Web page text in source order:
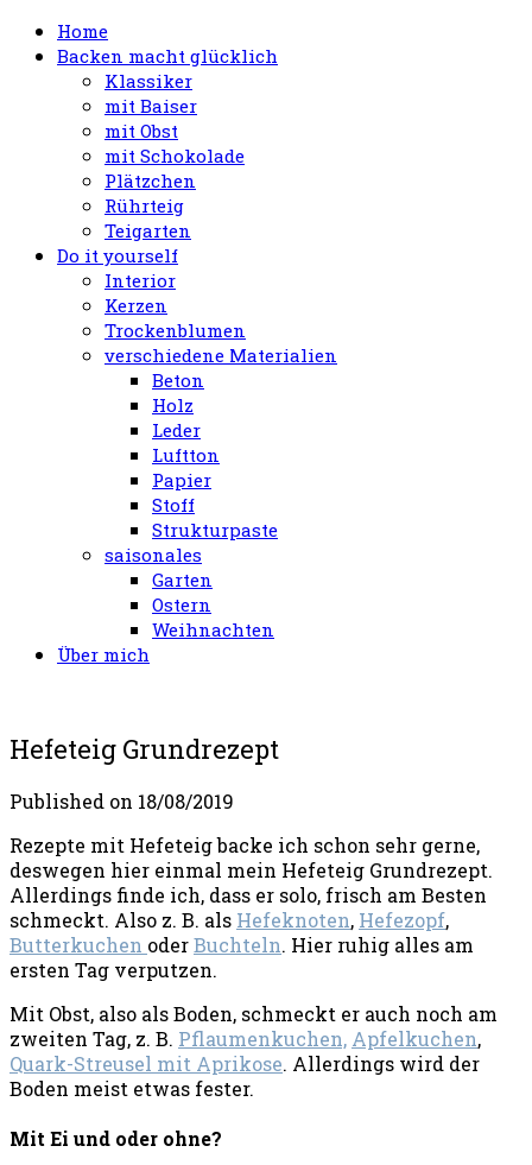
Home
Backen macht glücklich
Klassiker
mit Baiser
mit Obst
mit Schokolade
Plätzchen
Rührteig
Teigarten
Do it yourself
Interior
Kerzen
Trockenblumen
verschiedene Materialien
Beton
Holz
Leder
Luftton
Papier
Stoff
Strukturpaste
saisonales
Garten
Ostern
Weihnachten
Über mich
Hefeteig Grundrezept
Published on 18/08/2019
Rezepte mit Hefeteig backe ich schon sehr gerne,
deswegen hier einmal mein Hefeteig Grundrezept.
Allerdings finde ich, dass er solo, frisch am Besten
schmeckt. Also z. B. als Hefeknoten, Hefezopf,
Butterkuchen oderBuchteln. Hier ruhig alles am
ersten Tag verputzen.
Mit Obst, also als Boden, schmeckt er auch noch am
zweiten Tag, z. B. Pflaumenkuchen, Apfelkuchen,
Quark-Streusel mit Aprikose. Allerdings wird der
Boden meist etwas fester.
Mit Ei und oder ohne?